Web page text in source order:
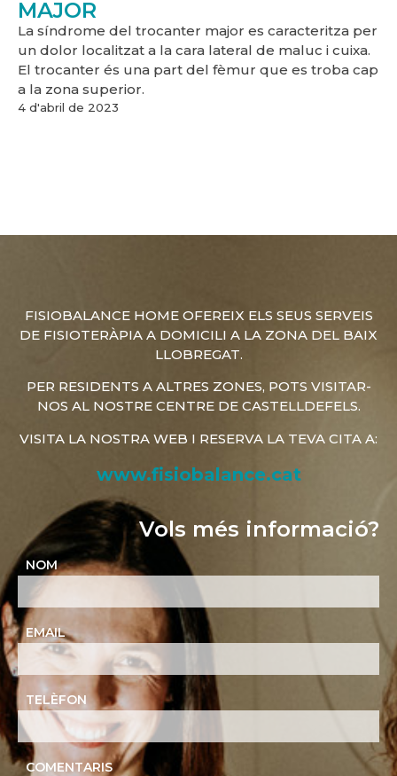
MAJOR
La síndrome del trocanter major es caracteritza per
un dolor localitzat a la cara lateral de maluc i cuixa.
El trocanter és una part del fèmur que es troba cap
a la zona superior.
4 d'abril de 2023
FISIOBALANCE HOME OFEREIX ELS SEUS SERVEIS
DE FISIOTERÀPIA A DOMICILI A LA ZONA DEL BAIX
LLOBREGAT.
PER RESIDENTS A ALTRES ZONES, POTS VISITAR-
NOS AL NOSTRE CENTRE DE CASTELLDEFELS.
VISITA LA NOSTRA WEB I RESERVA LA TEVA CITA A:
www.fisiobalance.cat
Vols més informació?
NOM
EMAIL
TELÈFON
COMENTARIS